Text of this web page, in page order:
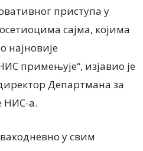
приступа у
сајма, којима
најновије
примењује“, изјавио је
Департмана за
НИС-а.
у свим